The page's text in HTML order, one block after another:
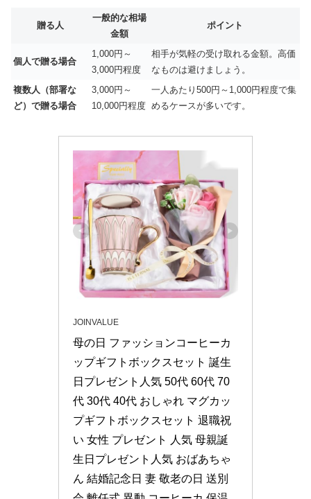
贈る人
一般的な相場
金額
ポイント
個人で贈る場合
1,000円～
3,000円程度
相手が気軽の受け取れる金額。高価
なものは避けましょう。
複数人（部署な
ど）で贈る場合
3,000円～
10,000円程度
一人あたり500円～1,000円程度で集
めるケースが多いです。
JOINVALUE
母の日 ファッションコーヒーカ
ップギフトボックスセット 誕生
日プレゼント人気 50代 60代 70
代 30代 40代 おしゃれ マグカッ
プギフトボックスセット 退職祝
い 女性 プレゼント 人気 母親誕
生日プレゼント人気 おばあちゃ
ん 結婚記念日 妻 敬老の日 送別